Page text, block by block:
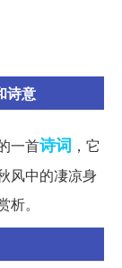
诗意
一首诗词 ，它
风中的凄凉身
。